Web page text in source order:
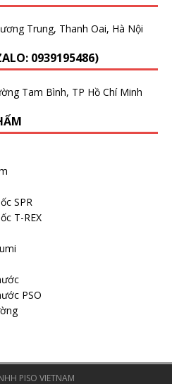
Trung, Thanh Oai, Hà Nội
0939195486)
Tam Bình, TP Hồ Chí Minh
SPR
T-REX
PSO
PISO VIETNAM